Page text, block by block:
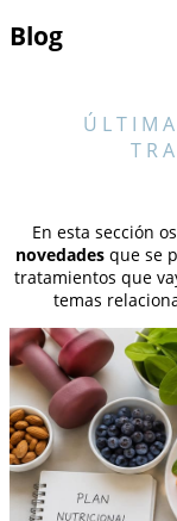
Blog
En esta sección
novedadesque se
tratamientos que
temas